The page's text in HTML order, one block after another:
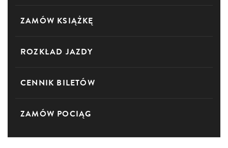
ZAMÓW KSIĄŻKĘ
ROZKŁAD JAZDY
CENNIK BILETÓW
ZAMÓW POCIĄG